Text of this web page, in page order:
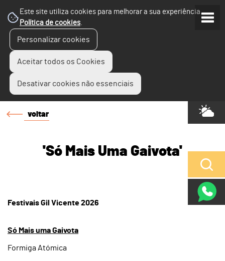
Este site utiliza cookies para melhorar a sua experiência.
Política de cookies.
Personalizar cookies
Aceitar todos os Cookies
Desativar cookies não essenciais
voltar
'Só Mais Uma Gaivota'
Festivais Gil Vicente 2026
Só Mais uma Gaivota
Formiga Atómica